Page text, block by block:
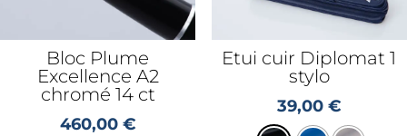
Bloc Plume
Excellence A2
chromé 14 ct
460,00 €
Etui cuir Diplomat 1
stylo
39,00 €